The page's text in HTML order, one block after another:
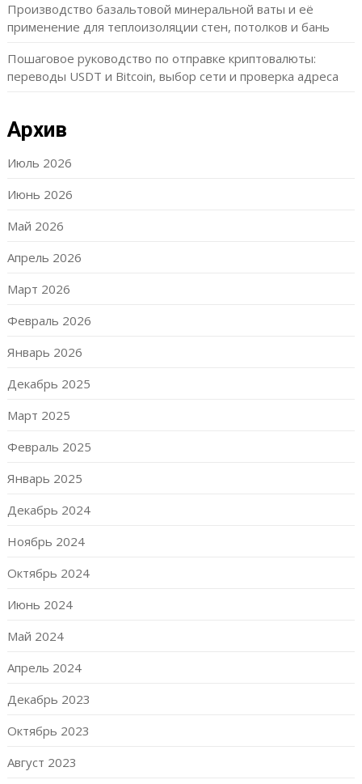
Производство базальтовой минеральной ваты и её
применение для теплоизоляции стен, потолков и бань
Пошаговое руководство по отправке криптовалюты:
переводы USDT и Bitcoin, выбор сети и проверка адреса
Архив
Июль 2026
Июнь 2026
Май 2026
Апрель 2026
Март 2026
Февраль 2026
Январь 2026
Декабрь 2025
Март 2025
Февраль 2025
Январь 2025
Декабрь 2024
Ноябрь 2024
Октябрь 2024
Июнь 2024
Май 2024
Апрель 2024
Декабрь 2023
Октябрь 2023
Август 2023